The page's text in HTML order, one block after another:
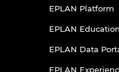
EPLAN Platform
EPLAN Education
EPLAN Data
EPLAN